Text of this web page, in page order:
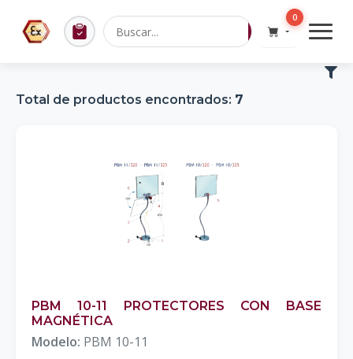
0
Total de productos encontrados: 7
PBM 10-11 PROTECTORES CON BASE
MAGNÉTICA
Modelo: PBM 10-11